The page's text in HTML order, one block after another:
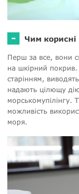
- Чим корисні
Перш за все, вони
на шкірний покрив.
старінням,
надають цілющу
морськомупілінгу.
можливість
моря.